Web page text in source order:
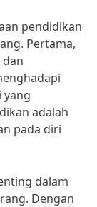
pendidikan
Pertama,
yang
adalah
pada diri
dalam
Dengan